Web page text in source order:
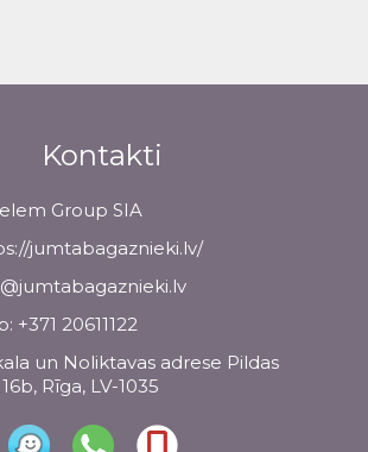
Kontakti
Group SIA
jumtabagaznieki.lv/
+371 20611122
un Noliktavas adrese Pildas
Rīga, LV-1035